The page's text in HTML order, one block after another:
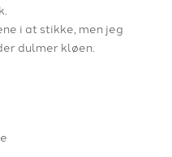
i at stikke, men jeg
dulmer kløen.